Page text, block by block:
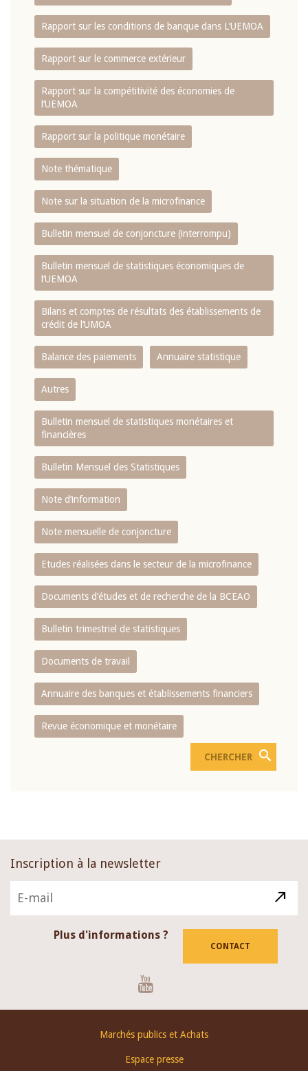
Rapport sur les conditions de banque dans L‘UEMOA
Rapport sur le commerce extérieur
Rapport sur la compétitivité des économies de
l‘UEMOA
Rapport sur la politique monétaire
Note thématique
Note sur la situation de la microfinance
Bulletin mensuel de conjoncture (interrompu)
Bulletin mensuel de statistiques économiques de
l‘UEMOA
Bilans et comptes de résultats des établissements de
crédit de l‘UMOA
Balance des paiements Annuaire statistique
Autres
Bulletin mensuel de statistiques monétaires et
financières
Bulletin Mensuel des Statistiques
Note d’information
Note mensuelle de conjoncture
Etudes réalisées dans le secteur de la microfinance
Documents d’études et de recherche de la BCEAO
Bulletin trimestriel de statistiques
Documents de travail
Annuaire des banques et établissements financiers
Revue économique et monétaire
Inscription à la newsletter
Plus d'informations ?
CONTACT
Marchés publics et Achats
Espace presse